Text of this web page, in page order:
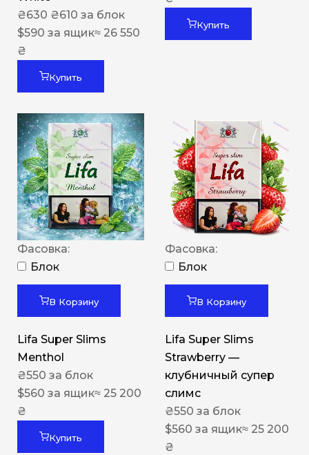
₴630 ₴610 за блок
$590 за ящик≈ 26 550
₴
Купить
Купить
Фасовка:
Блок
В Корзину
Lifa Super Slims
Menthol
₴550 за блок
$560 за ящик≈ 25 200
₴
Купить
Фасовка:
Блок
В Корзину
Lifa Super Slims
Strawberry —
клубничный супер
слимс
₴550 за блок
$560 за ящик≈ 25 200
₴